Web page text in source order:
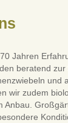
Jahren
beratend
und
wir zudem
Anbau.